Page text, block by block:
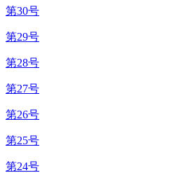
第30号
第29号
第28号
第27号
第26号
第25号
第24号